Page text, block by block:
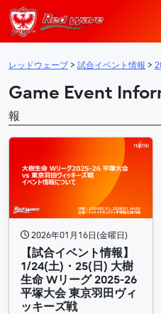
メインナビゲーション
レッドウェーブ > 試合イベント情報 >
Game Event
報
2026年01月16日(金曜日)
【試合イベント情報】
1/24(土)・25(日) 大樹
生命 Wリーグ 2025-26
平塚大会 東京羽田ヴィ
ッキーズ戦